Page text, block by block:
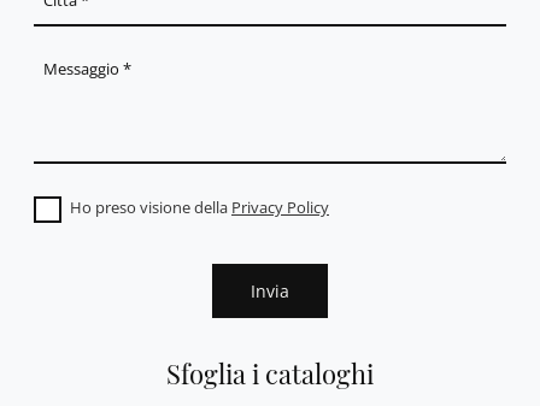
Sfoglia i cataloghi
Ho preso visione della Privacy Policy
Invia